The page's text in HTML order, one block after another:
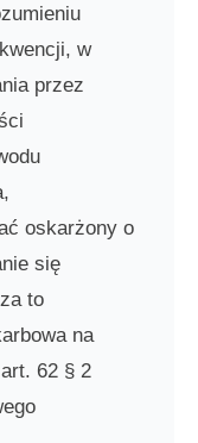
w
przez
oskarżony o
się
to
na
62 § 2